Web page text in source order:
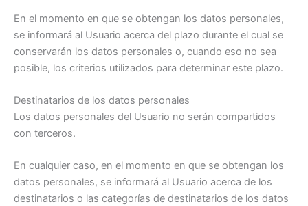
En el momento en que se obtengan los datos personales,
se informará al Usuario acerca del plazo durante el cual se
conservarán los datos personales o, cuando eso no sea
posible, los criterios utilizados para determinar este plazo.
Destinatarios de los datos personales
Los datos personales del Usuario no serán compartidos
con terceros.
En cualquier caso, en el momento en que se obtengan los
datos personales, se informará al Usuario acerca de los
destinatarios o las categorías de destinatarios de los datos